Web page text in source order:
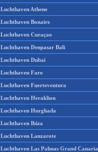
Luchthaven Athene
Luchthaven Bonaire
Luchthaven Curaçao
Luchthaven Denpasar Bali
Luchthaven Dubai
Luchthaven Faro
Luchthaven Fuerteventura
Luchthaven Heraklion
Luchthaven Hurghada
Luchthaven Ibiza
Luchthaven Lanzarote
Luchthaven Las Palmas Grand Canaria